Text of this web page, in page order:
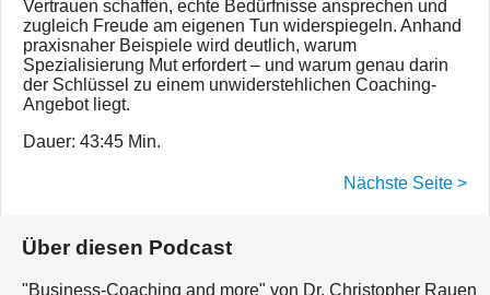
Vertrauen schaffen, echte Bedürfnisse ansprechen und
zugleich Freude am eigenen Tun widerspiegeln. Anhand
praxisnaher Beispiele wird deutlich, warum
Spezialisierung Mut erfordert – und warum genau darin
der Schlüssel zu einem unwiderstehlichen Coaching-
Angebot liegt.
Dauer: 43:45 Min.
Nächste Seite >
Über diesen Podcast
"Business-Coaching and more" von Dr. Christopher Rauen